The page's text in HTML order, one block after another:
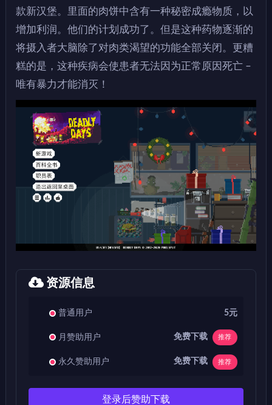
款新汉堡。里面的肉饼中含有一种秘密成瘾物质，以
增加利润。他们的计划成功了。但是这种药物逐渐的
将摄入者大脑除了对肉类渴望的功能全部关闭。更糟
糕的是，这种疾病会使患者无法因为正常原因死亡 –
唯有暴力才能消灭！
资源信息
普通用户 5元
月赞助用户 免费下载 推荐
永久赞助用户 免费下载 推荐
登录后赞助下载